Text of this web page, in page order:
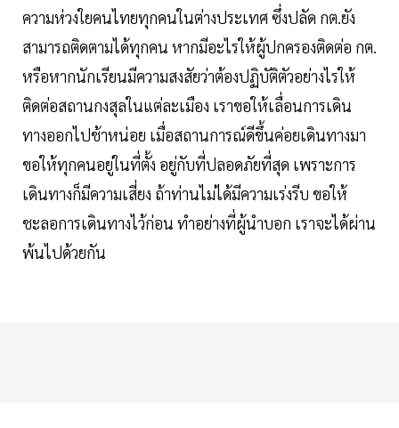
ความห่วงใยคนไทยทุกคนในต่างประเทศ ซึ่งปลัด กต.ยัง
สามารถติดตามได้ทุกคน หากมีอะไรให้ผู้ปกครองติดต่อ กต.
หรือหากนักเรียนมีความสงสัยว่าต้องปฏิบัติตัวอย่างไรให้
ติดต่อสถานกงสุลในแต่ละเมือง เราขอให้เลื่อนการเดิน
ทางออกไปช้าหน่อย เมื่อสถานการณ์ดีขึ้นค่อยเดินทางมา
ขอให้ทุกคนอยู่ในที่ตั้ง อยู่กับที่ปลอดภัยที่สุด เพราะการ
เดินทางก็มีความเสี่ยง ถ้าท่านไม่ได้มีความเร่งรีบ ขอให้
ชะลอการเดินทางไว้ก่อน ทำอย่างที่ผู้นำบอก เราจะได้ผ่าน
พ้นไปด้วยกัน